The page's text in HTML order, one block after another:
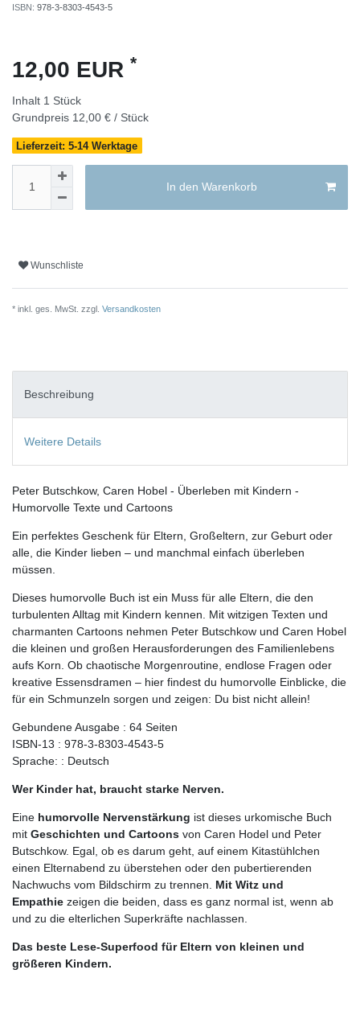
ISBN: 978-3-8303-4543-5
12,00 EUR *
Inhalt 1 Stück
Grundpreis 12,00 € / Stück
Lieferzeit: 5-14 Werktage
In den Warenkorb
Wunschliste
* inkl. ges. MwSt. zzgl. Versandkosten
Beschreibung
Weitere Details
Peter Butschkow, Caren Hobel - Überleben mit Kindern -
Humorvolle Texte und Cartoons
Ein perfektes Geschenk für Eltern, Großeltern, zur Geburt oder
alle, die Kinder lieben – und manchmal einfach überleben
müssen.
Dieses humorvolle Buch ist ein Muss für alle Eltern, die den
turbulenten Alltag mit Kindern kennen. Mit witzigen Texten und
charmanten Cartoons nehmen Peter Butschkow und Caren Hobel
die kleinen und großen Herausforderungen des Familienlebens
aufs Korn. Ob chaotische Morgenroutine, endlose Fragen oder
kreative Essensdramen – hier findest du humorvolle Einblicke, die
für ein Schmunzeln sorgen und zeigen: Du bist nicht allein!
Gebundene Ausgabe : 64 Seiten
ISBN-13 : 978-3-8303-4543-5
Sprache: : Deutsch
Wer Kinder hat, braucht starke Nerven.
Eine humorvolle Nervenstärkung ist dieses urkomische Buch
mit Geschichten und Cartoons von Caren Hodel und Peter
Butschkow. Egal, ob es darum geht, auf einem Kitastühlchen
einen Elternabend zu überstehen oder den pubertierenden
Nachwuchs vom Bildschirm zu trennen. Mit Witz und
Empathie zeigen die beiden, dass es ganz normal ist, wenn ab
und zu die elterlichen Superkräfte nachlassen.
Das beste Lese-Superfood für Eltern von kleinen und
größeren Kindern.